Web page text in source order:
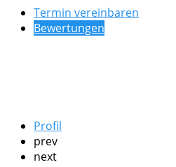
Termin vereinbaren
Bewertungen
Profil
prev
next